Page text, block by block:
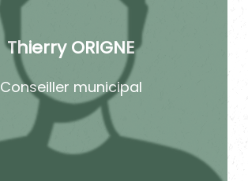
Thierry ORIGNE
Conseiller municipal